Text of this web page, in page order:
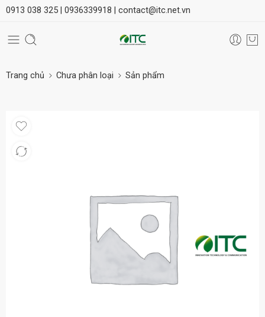
0913 038 325 | 0936339918 | contact@itc.net.vn
Trang chủ Chưa phân loại Sản phẩm